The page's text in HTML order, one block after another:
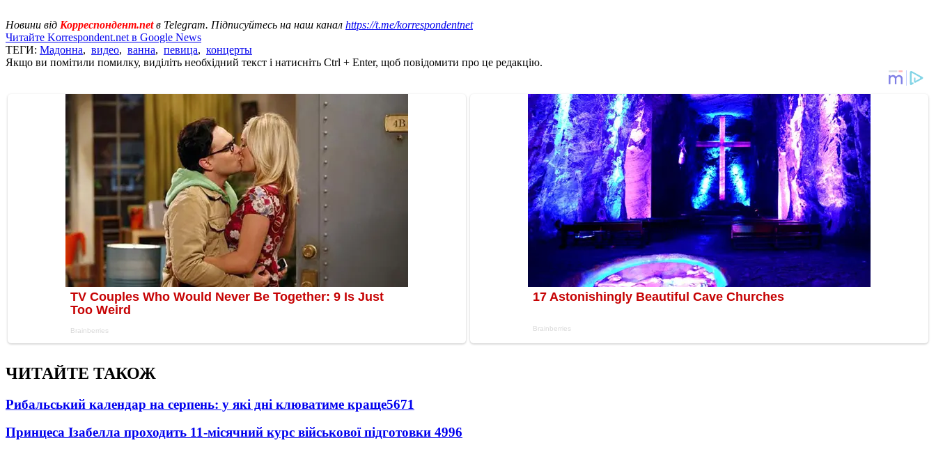
Новини від Корреспондент.netв Telegram. Підписуйтесь на наш канал https://t.me/korrespondentnet
Читайте Korrespondent.net в Google News
ТЕГИ: Мадонна, видео, ванна, певица, концерты
Якщо ви помітили помилку, виділіть необхідний текст і натисніть Ctrl + Enter, щоб повідомити про це редакцію.
ЧИТАЙТЕ ТАКОЖ
Рибальський календар на серпень: у які дні клюватиме краще5671
Принцеса Ізабелла проходить 11-місячний курс військової підготовки 4996